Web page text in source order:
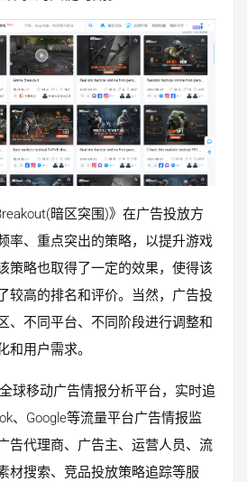
暗区突围)》在广告投放方
率、重点突出的策略，以提升游戏
策略也取得了一定的效果，使得该
较高的排名和评价。当然，广告投
、不同平台、不同阶段进行调整和
和用户需求。
球移动广告情报分析平台，实时追
、Google等流量平台广告情报监
告代理商、广告主、运营人员、流
材搜索、竞品投放策略追踪等服